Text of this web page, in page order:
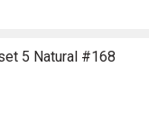
5 Natural #168